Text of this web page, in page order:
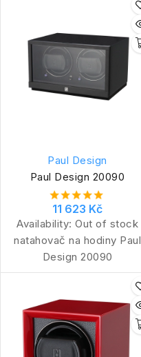
Paul Design
Paul Design 20090
11 623 Kč
Availability: Out of stock
natahovač na hodiny Paul
Design 20090